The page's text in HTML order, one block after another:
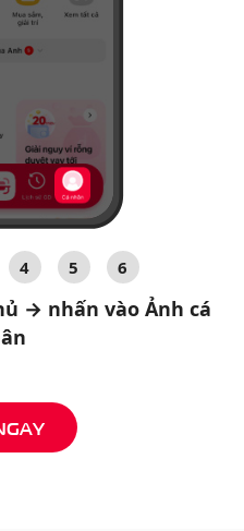
→ nhấn vào Ảnh cá
4 5 6